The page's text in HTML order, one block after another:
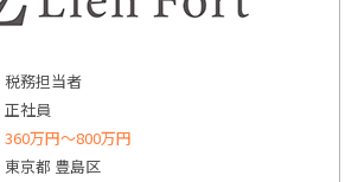
税務担当者
正社員
360万円〜800万円
東京都 豊島区